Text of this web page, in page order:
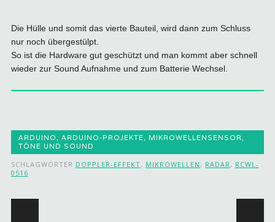
Die Hülle und somit das vierte Bauteil, wird dann zum Schluss
nur noch übergestülpt.
So ist die Hardware gut geschützt und man kommt aber schnell
wieder zur Sound Aufnahme und zum Batterie Wechsel.
ARDUINO, ARDUINO-PROJEKTE, MIKROWELLENSENSOR,
TÖNE UND SOUND
SCHLAGWÖRTER DOPPLER-EFFEKT, MIKROWELLEN , RADAR, RCWL-
0516